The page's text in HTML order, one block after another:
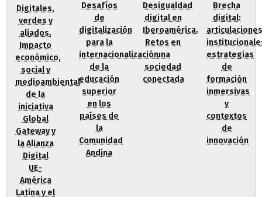
Digitales,
verdes y
aliados.
Impacto
económico,
social y
medioambiental
de la
iniciativa
Global
Gateway y
la Alianza
Digital
UE-
América
Latina y el
Desafíos
de
digitalización
para la
internacionalización
de la
educación
superior
en los
países de
la
Comunidad
Andina
Desigualdad
digital en
Iberoamérica.
Retos en
una
sociedad
conectada
Brecha
digital:
articulaciones
estrategias
de
formación
inmersivas
y
contextos
de
innovación